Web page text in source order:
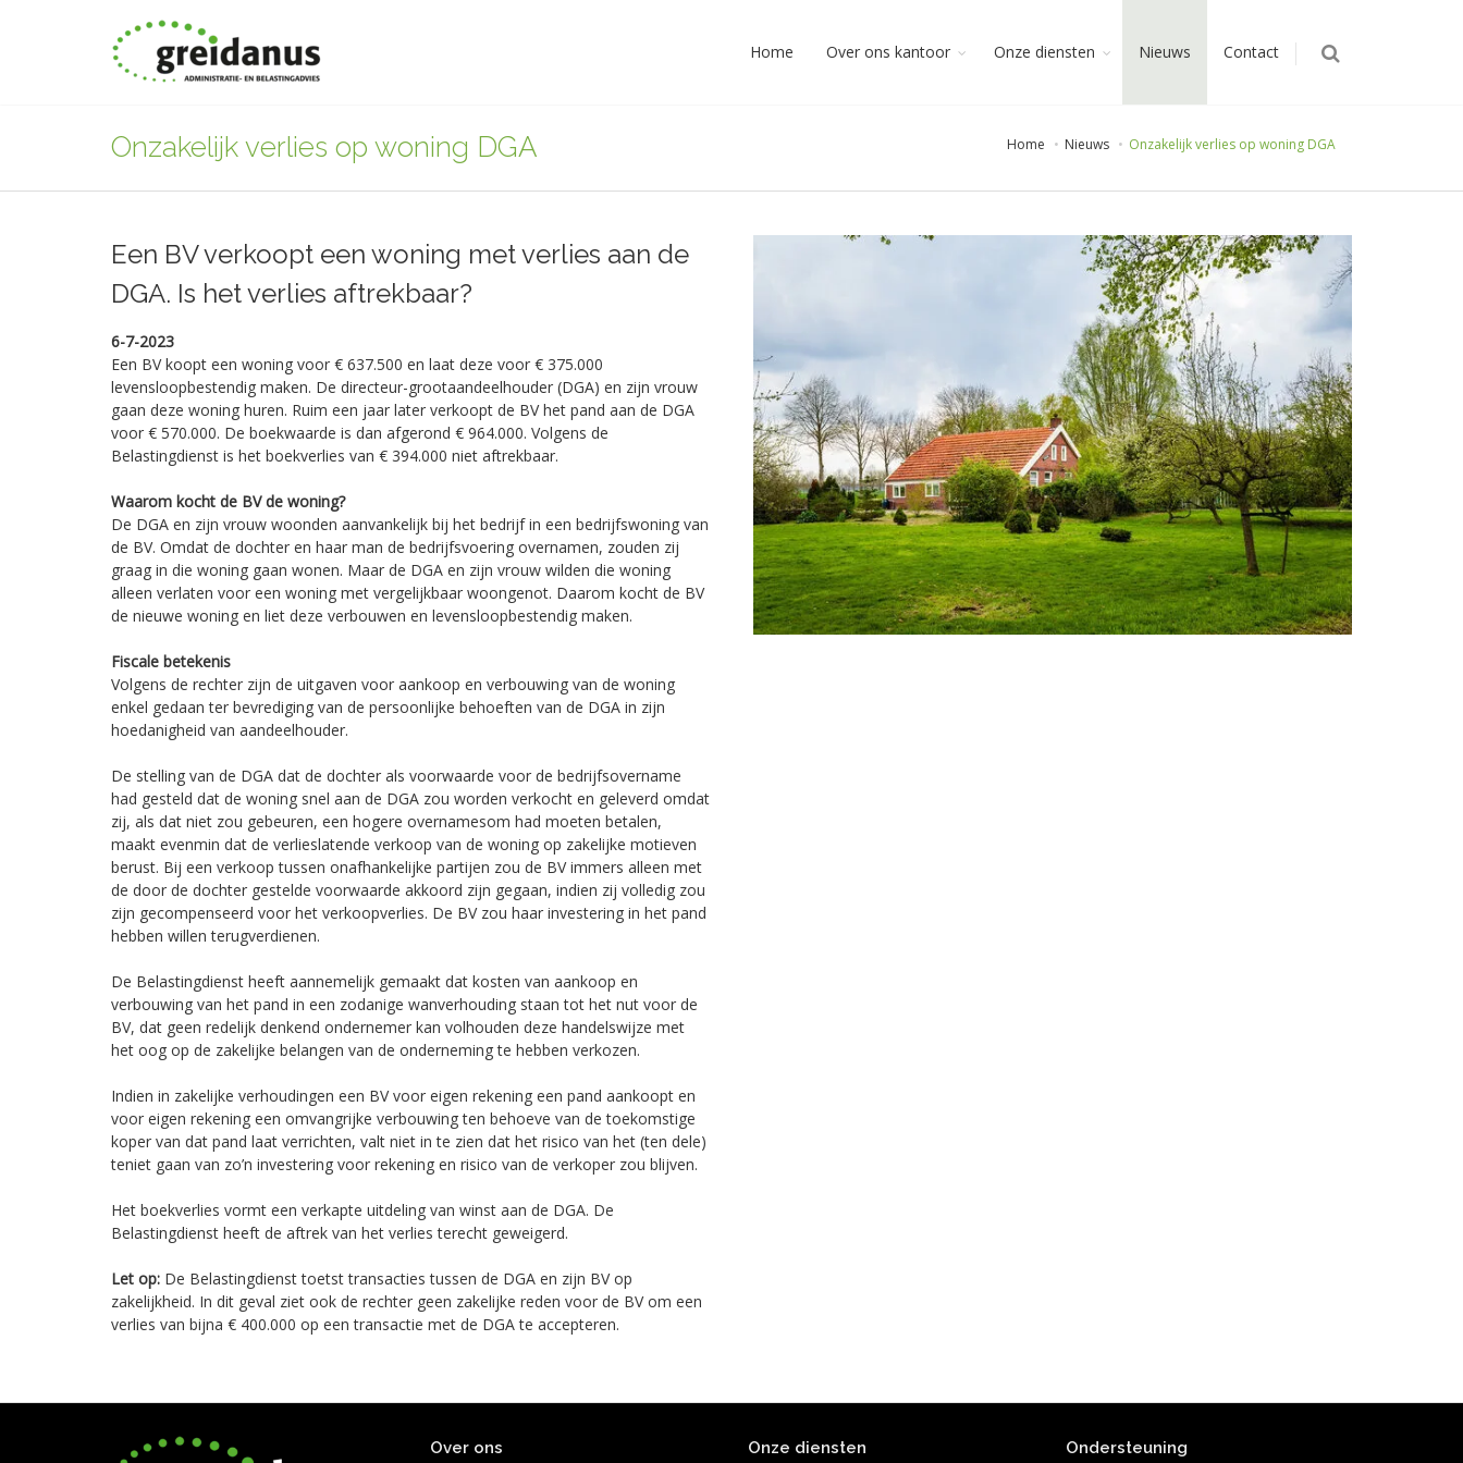
Home Over ons kantoor Onze diensten Nieuws Contact
Home Nieuws Onzakelijk verlies op woning DGA
Onzakelijk verlies op woning DGA
Een BV verkoopt een woning met verlies aan de
DGA. Is het verlies aftrekbaar?
6-7-2023
Een BV koopt een woning voor € 637.500 en laat deze voor € 375.000
levensloopbestendig maken. De directeur-grootaandeelhouder (DGA) en zijn vrouw
gaan deze woning huren. Ruim een jaar later verkoopt de BV het pand aan de DGA
voor € 570.000. De boekwaarde is dan afgerond € 964.000. Volgens de
Belastingdienst is het boekverlies van € 394.000 niet aftrekbaar.
Waarom kocht de BV de woning?
De DGA en zijn vrouw woonden aanvankelijk bij het bedrijf in een bedrijfswoning van
de BV. Omdat de dochter en haar man de bedrijfsvoering overnamen, zouden zij
graag in die woning gaan wonen. Maar de DGA en zijn vrouw wilden die woning
alleen verlaten voor een woning met vergelijkbaar woongenot. Daarom kocht de BV
de nieuwe woning en liet deze verbouwen en levensloopbestendig maken.
Fiscale betekenis
Volgens de rechter zijn de uitgaven voor aankoop en verbouwing van de woning
enkel gedaan ter bevrediging van de persoonlijke behoeften van de DGA in zijn
hoedanigheid van aandeelhouder.
De stelling van de DGA dat de dochter als voorwaarde voor de bedrijfsovername
had gesteld dat de woning snel aan de DGA zou worden verkocht en geleverd omdat
zij, als dat niet zou gebeuren, een hogere overnamesom had moeten betalen,
maakt evenmin dat de verlieslatende verkoop van de woning op zakelijke motieven
berust. Bij een verkoop tussen onafhankelijke partijen zou de BV immers alleen met
de door de dochter gestelde voorwaarde akkoord zijn gegaan, indien zij volledig zou
zijn gecompenseerd voor het verkoopverlies. De BV zou haar investering in het pand
hebben willen terugverdienen.
De Belastingdienst heeft aannemelijk gemaakt dat kosten van aankoop en
verbouwing van het pand in een zodanige wanverhouding staan tot het nut voor de
BV, dat geen redelijk denkend ondernemer kan volhouden deze handelswijze met
het oog op de zakelijke belangen van de onderneming te hebben verkozen.
Indien in zakelijke verhoudingen een BV voor eigen rekening een pand aankoopt en
voor eigen rekening een omvangrijke verbouwing ten behoeve van de toekomstige
koper van dat pand laat verrichten, valt niet in te zien dat het risico van het (ten dele)
teniet gaan van zo’n investering voor rekening en risico van de verkoper zou blijven.
Het boekverlies vormt een verkapte uitdeling van winst aan de DGA. De
Belastingdienst heeft de aftrek van het verlies terecht geweigerd.
Let op: De Belastingdienst toetst transacties tussen de DGA en zijn BV op
zakelijkheid. In dit geval ziet ook de rechter geen zakelijke reden voor de BV om een
verlies van bijna € 400.000 op een transactie met de DGA te accepteren.
Over ons Onze diensten Ondersteuning